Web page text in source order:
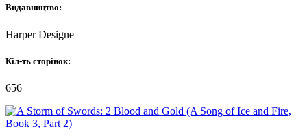
Видавництво:
Harper Designe
Кіл-ть сторінок:
656